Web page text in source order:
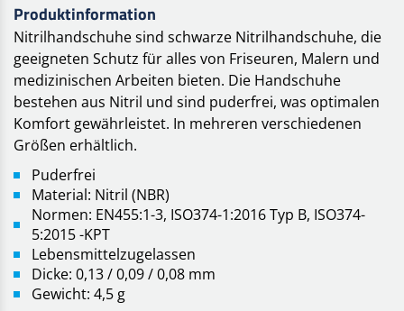
Produktinformation
Nitrilhandschuhe sind schwarze Nitrilhandschuhe, die
geeigneten Schutz für alles von Friseuren, Malern und
medizinischen Arbeiten bieten. Die Handschuhe
bestehen aus Nitril und sind puderfrei, was optimalen
Komfort gewährleistet. In mehreren verschiedenen
Größen erhältlich.
Puderfrei
Material: Nitril (NBR)
Normen: EN455:1-3, ISO374-1:2016 Typ B, ISO374-
5:2015 -KPT
Lebensmittelzugelassen
Dicke: 0,13 / 0,09 / 0,08 mm
Gewicht: 4,5 g